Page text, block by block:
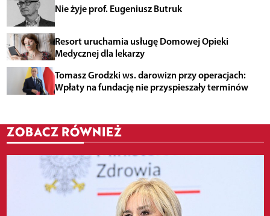
Nie żyje prof. Eugeniusz Butruk
Resort uruchamia usługę Domowej Opieki
Medycznej dla lekarzy
Tomasz Grodzki ws. darowizn przy operacjach:
Wpłaty na fundację nie przyspieszały terminów
ZOBACZ RÓWNIEŻ